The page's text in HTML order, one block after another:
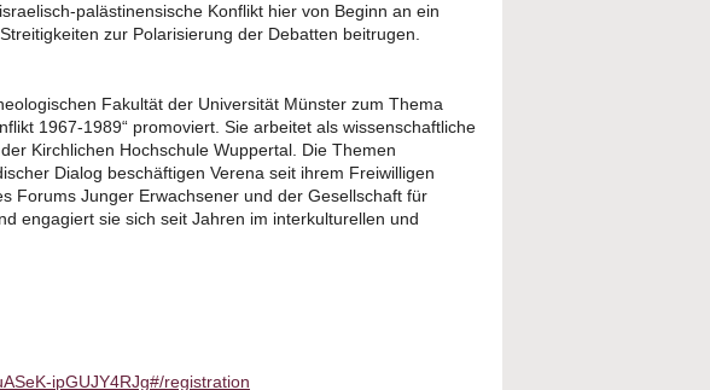
palästinensische Konflikt hier von Beginn an ein
zur Polarisierung der Debatten beitrugen.
Fakultät der Universität Münster zum Thema
1967-1989“ promoviert. Sie arbeitet als wissenschaftliche
Kirchlichen Hochschule Wuppertal. Die Themen
Dialog beschäftigen Verena seit ihrem Freiwilligen
Forums Junger Erwachsener und der Gesellschaft für
engagiert sie sich seit Jahren im interkulturellen und
ipGUJY4RJg#/registration